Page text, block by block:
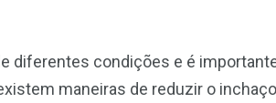
diferentes condições e é
maneiras de reduzir o